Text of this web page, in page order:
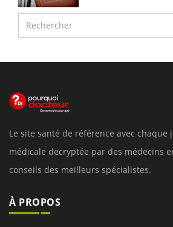
Le site santé de référence avec
médicale decryptée par des médecins
conseils des meilleurs spécialistes.
À PROPOS